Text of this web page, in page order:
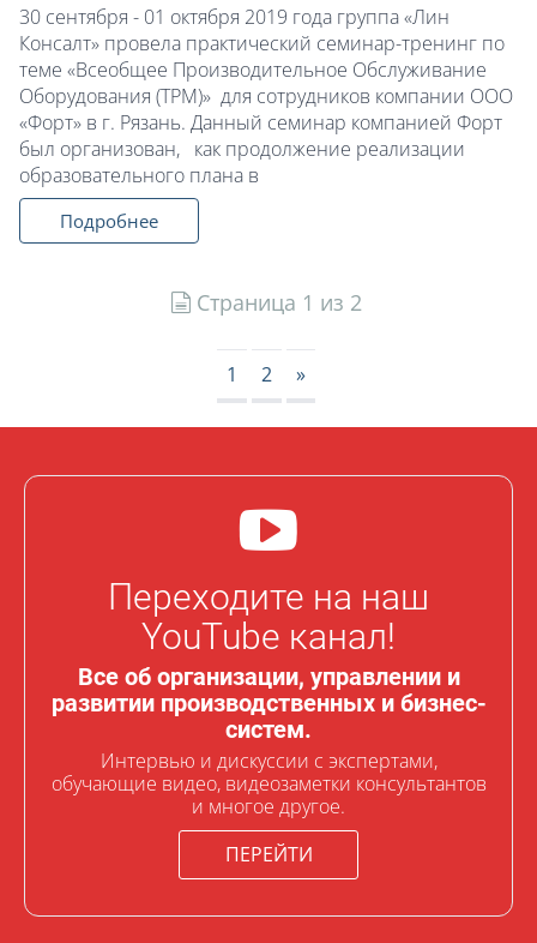
30 сентября - 01 октября 2019 года группа «Лин
Консалт» провела практический семинар-тренинг по
теме «Всеобщее Производительное Обслуживание
Оборудования (ТРМ)» для сотрудников компании ООО
«Форт» в г. Рязань. Данный семинар компанией Форт
был организован, как продолжение реализации
образовательного плана в
Подробнее
Страница 1 из 2
1 2 »
Переходите на наш
YouTube канал!
Все об организации, управлении и
развитии производственных и бизнес-
систем.
Интервью и дискуссии с экспертами,
обучающие видео, видеозаметки консультантов
и многое другое.
ПЕРЕЙТИ